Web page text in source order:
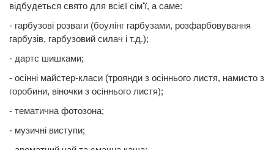
відбудеться свято для всієї сім'ї, а саме:
- гарбузові розваги (боулінг гарбузами, розфарбовування
гарбузів, гарбузовий силач і т.д.);
- дартс шишками;
- осінні майстер-класи (троянди з осіннього листя, намисто з
горобини, віночки з осіннього листя);
- тематична фотозона;
- музичні виступи;